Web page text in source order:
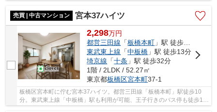
売買 | 中古マンション
宮本37ハイツ
2,298万円
都営三田線 「板橋本町 」駅 徒歩10分
東武東上線 「中板橋 」駅 徒歩13分
埼京線 「十条 」駅 徒歩32分
1階 / 2LDK / 52.27㎡
東京都板橋区宮本町37-1
板橋区宮本町に佇む宮本37ハイツ。都営三田線「板橋本町」駅徒歩10
分。東武東上線「中板橋」駅も利用が可能、王子行きのバス停も徒歩1分
で便利の良い立地。マンションの脇には公園が有...